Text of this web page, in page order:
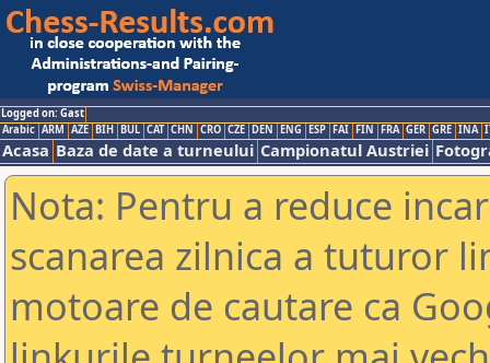
Logged on: Gast
Arabic ARM AZE BIH BUL CAT CHN CRO CZE DEN ENG ESP FAI FIN FRA GER GRE INA
Acasa Baza de date a turneului Campionatul Austriei
Nota: Pentru a reduce
scanarea zilnica a tuturor
motoare de cautare ca